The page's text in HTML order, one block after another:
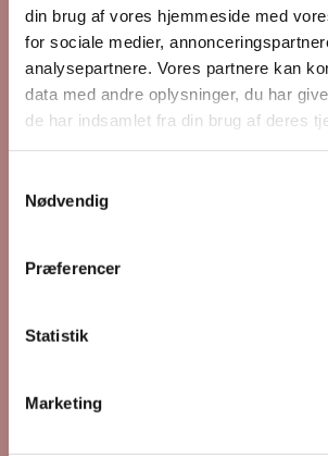
din brug af vores hjemmeside med
for sociale medier,
analysepartnere. Vores partnere kan
data med andre oplysninger, du har
de har indsamlet fra din brug af deres
Nødvendig
Præferencer
Statistik
Marketing
Du vil måske